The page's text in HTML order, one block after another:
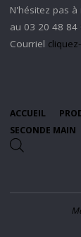
N'hésitez pas
au 03 20 48 84
Courriel
ACCUEIL
SECONDE MAIN